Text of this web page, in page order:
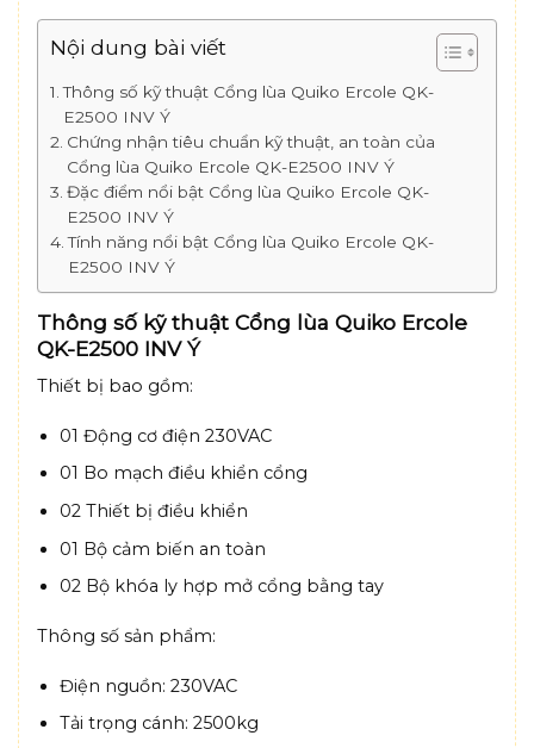
Nội dung bài viết
Thông số kỹ thuật Cổng lùa Quiko Ercole QK-
E2500 INV Ý
Chứng nhận tiêu chuẩn kỹ thuật, an toàn của
Cổng lùa Quiko Ercole QK-E2500 INV Ý
Đặc điểm nổi bật Cổng lùa Quiko Ercole QK-
E2500 INV Ý
Tính năng nổi bật Cổng lùa Quiko Ercole QK-
E2500 INV Ý
Thông số kỹ thuật Cổng lùa Quiko Ercole
QK-E2500 INV Ý
Thiết bị bao gồm:
01 Động cơ điện 230VAC
01 Bo mạch điều khiển cổng
02 Thiết bị điều khiển
01 Bộ cảm biến an toàn
02 Bộ khóa ly hợp mở cổng bằng tay
Thông số sản phẩm:
Điện nguồn: 230VAC
Tải trọng cánh: 2500kg